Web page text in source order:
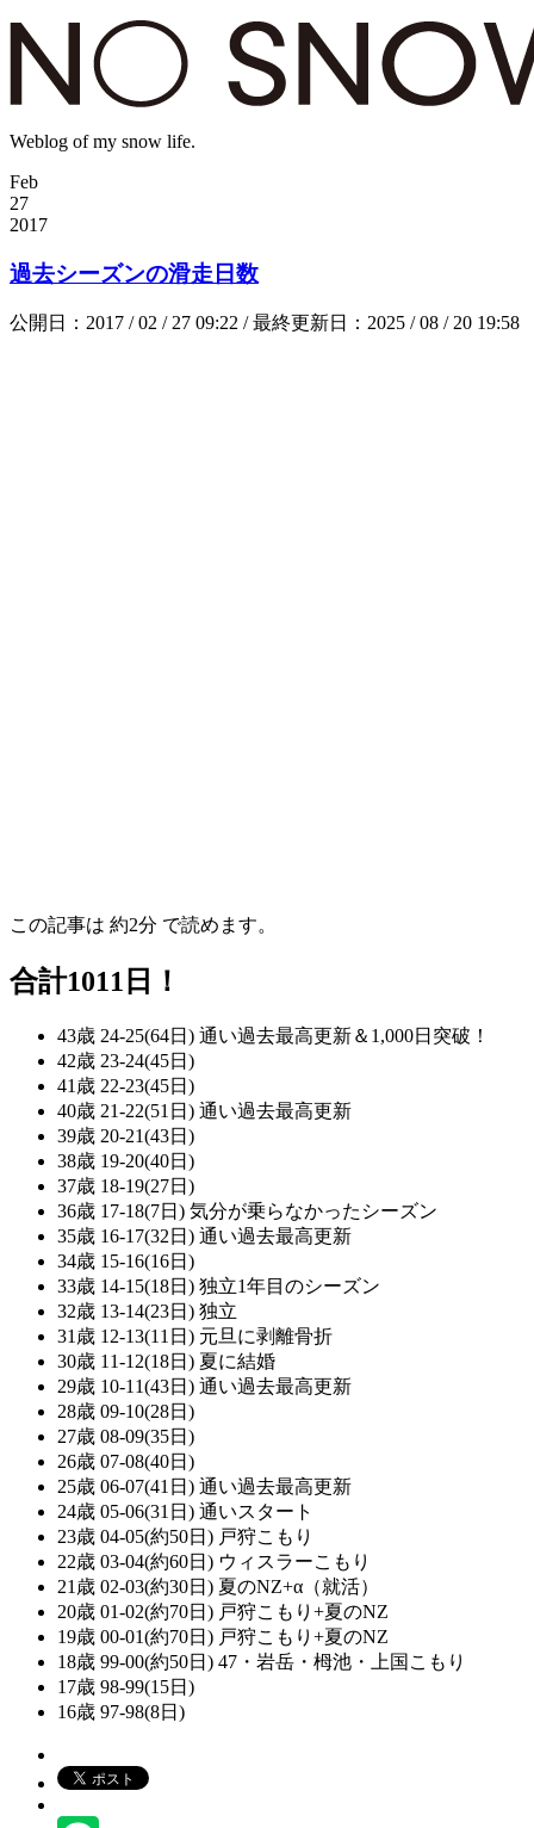
Weblog of my snow life.
Feb
27
2017
過去シーズンの滑走日数
公開日：2017 / 02 / 27 09:22 / 最終更新日：2025 / 08 / 20 19:58
この記事は 約2分 で読めます。
合計1011日！
43歳 24-25(64日) 通い過去最高更新＆1,000日突破！
42歳 23-24(45日)
41歳 22-23(45日)
40歳 21-22(51日) 通い過去最高更新
39歳 20-21(43日)
38歳 19-20(40日)
37歳 18-19(27日)
36歳 17-18(7日) 気分が乗らなかったシーズン
35歳 16-17(32日) 通い過去最高更新
34歳 15-16(16日)
33歳 14-15(18日) 独立1年目のシーズン
32歳 13-14(23日) 独立
31歳 12-13(11日) 元旦に剥離骨折
30歳 11-12(18日) 夏に結婚
29歳 10-11(43日) 通い過去最高更新
28歳 09-10(28日)
27歳 08-09(35日)
26歳 07-08(40日)
25歳 06-07(41日) 通い過去最高更新
24歳 05-06(31日) 通いスタート
23歳 04-05(約50日) 戸狩こもり
22歳 03-04(約60日) ウィスラーこもり
21歳 02-03(約30日) 夏のNZ+α（就活）
20歳 01-02(約70日) 戸狩こもり+夏のNZ
19歳 00-01(約70日) 戸狩こもり+夏のNZ
18歳 99-00(約50日) 47・岩岳・栂池・上国こもり
17歳 98-99(15日)
16歳 97-98(8日)